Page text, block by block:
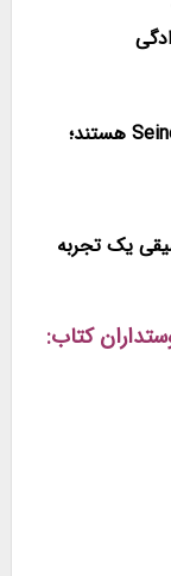
بسیاری از سالن‌ها در Seine-Saint-Denis هستند؛
یک تجربه
کتاب: